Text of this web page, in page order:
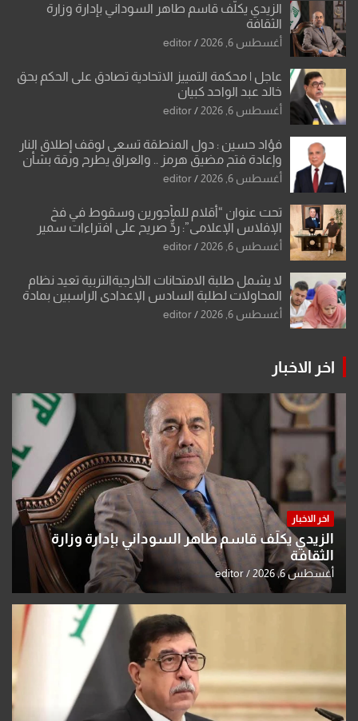
الزيدي يكلّف قاسم طاهر السوداني بإدارة وزارة
الثقافة
أغسطس 6, 2026 editor
عاجل | محكمة التمييز الاتحادية تصادق على الحكم بحق
خالد عبد الواحد كبيان
أغسطس 6, 2026 editor
فؤاد حسين : دول المنطقة تسعى لوقف إطلاق النار
وإعادة فتح مضيق هرمز .. والعراق يطرح ورقة بشأن
تحولات القدس
أغسطس 6, 2026 editor
تحت عنوان “أقلام للمأجورين وسقوط في فخ
الإفلاس الإعلامي”: ردٌّ صريح على افتراءات سمير
الشكرجي
أغسطس 6, 2026 editor
لا يشمل طلبة الامتحانات الخارجيةالتربية تعيد نظام
المحاولات لطلبة السادس الإعدادي الراسبين بمادة
أو مادتين
أغسطس 6, 2026 editor
اخر الاخبار
اخر الاخبار
الزيدي يكلّف قاسم طاهر السوداني بإدارة وزارة
الثقافة
أغسطس 6, 2026 editor